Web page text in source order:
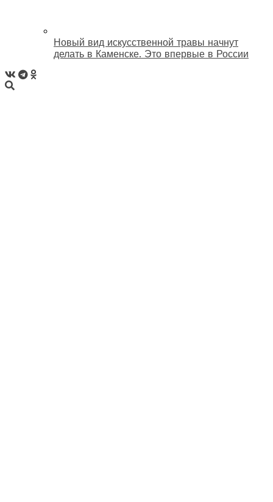
Новый вид искусственной травы начнут
делать в Каменске. Это впервые в России